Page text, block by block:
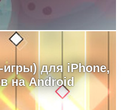
для iPhone,
на Android